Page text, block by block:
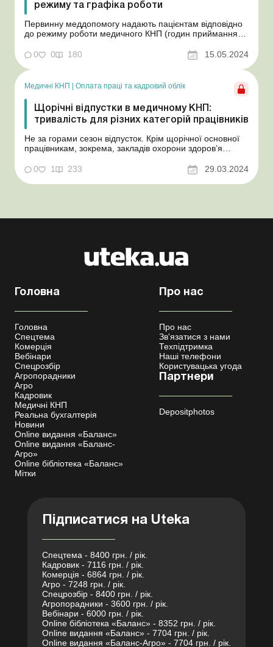
режиму та графіка роботи
Первинну меддопомогу надають пацієнтам відповідно
до режиму роботи медичного КНП (годин приймання
організм не підлаштований під графік роботи
медзакладів. Тож інколи виникає потреба звернутися за
меддопомогою поза годинами приймання пацієнтів.
П...
0 0 180 15.05.2024
Медичні КНП | Оплата праці та кадровий облік
Щорічні відпустки в медичному КНП:
тривалість для різних категорій працівників
Не за горами сезон відпусток. Крім щорічної основної
працівникам, зокрема, закладів охорони здоров’я
багато що залежить від профілю закладу, виконуваної
роботи, посади або професії, стажу роботи. Тому
медичним КНП неодмінно стане у пригоді...
0 1 233 29.03.2024
Головна
Головна
Спецтема
Комерція
Вебінари
Спецрозбір
Агропорадники
Агро
Кадровик
Медичні КНП
Реальна бухгалтерія
Новини
Online видання «Баланс»
Online видання «Баланс-
Агро»
Online бібліотека «Баланс»
Мітки
Про нас
Про нас
Зв'язатися з нами
Техпідтримка
Наші телефони
Користувацька угода
Партнери
Depositphotos
Підписатися на Uteka
Спецтема - 8400 грн. / рік.
Кадровик - 7116 грн. / рік.
Комерція - 6864 грн. / рік.
Агро - 7248 грн. / рік.
Спецрозбір - 8400 грн. / рік.
Агропорадники - 3600 грн. / рік.
Вебінари - 6000 грн. / рік.
Online бібліотека «Баланс» - 8352 грн. / рік.
Online видання «Баланс» - 7704 грн. / рік.
Online видання «Баланс-Агро» - 7704 грн. / рік.